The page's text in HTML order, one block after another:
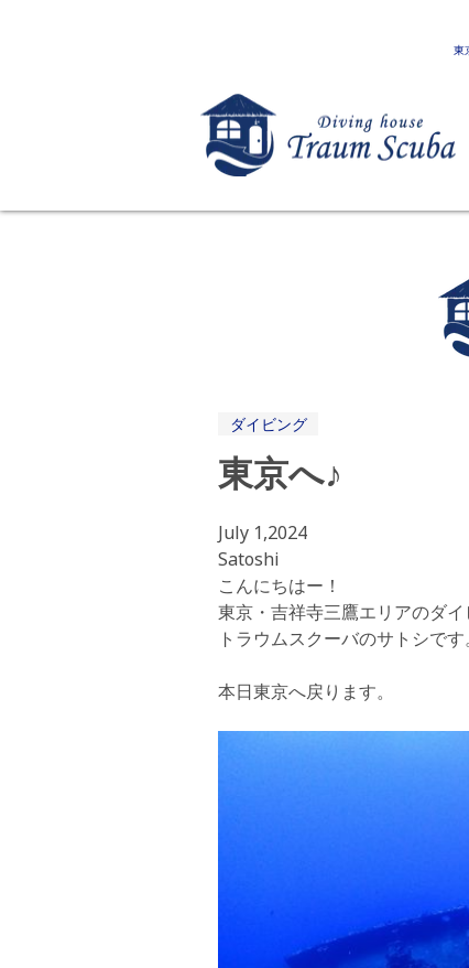
東
ダイビング
東京へ♪
July 1,2024
Satoshi
こんにちはー！
東京・吉祥寺三鷹エリアのダ
トラウムスクーバのサトシです。
本日東京へ戻ります。